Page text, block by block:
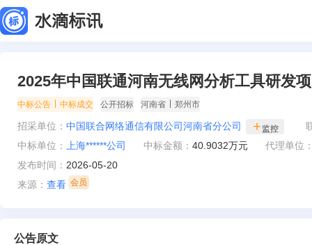
2025年中国联通河南无线网分析工具研发
中标公告 中标成交 公开招标 河南省 郑州市
招采单位： 中国联合网络通信有限公司河南省分公司 监控
中标单位：
上海******公司 中标金额： 40.9032万元
代理单位
发布时间： 2026-05-20
来源： 查看
公告原文